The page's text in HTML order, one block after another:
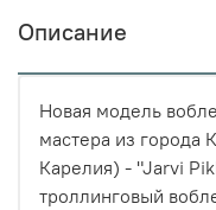
Описание
Новая модель
мастера из города
Карелия) - "Jarvi
троллинговый